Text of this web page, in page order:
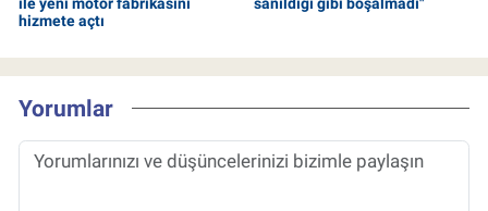
ile yeni motor fabrikasını
hizmete açtı
sanıldığı gibi boşalmadı"
Yorumlar